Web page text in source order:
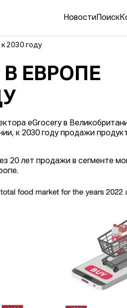
Новости Поиск
2030 году
В ЕВРОПЕ
eGrocery в
к 2030 году продажи
20 лет продажи в сегменте